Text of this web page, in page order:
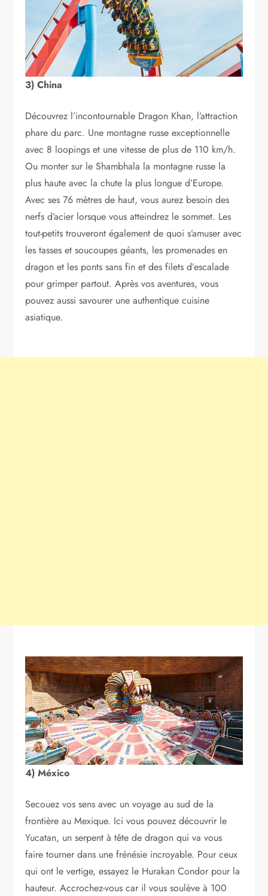
3) China
Découvrez l’incontournable Dragon Khan, l’attraction
phare du parc. Une montagne russe exceptionnelle
avec 8 loopings et une vitesse de plus de 110 km/h.
Ou monter sur le Shambhala la montagne russe la
plus haute avec la chute la plus longue d’Europe.
Avec ses 76 mètres de haut, vous aurez besoin des
nerfs d’acier lorsque vous atteindrez le sommet. Les
tout-petits trouveront également de quoi s’amuser avec
les tasses et soucoupes géants, les promenades en
dragon et les ponts sans fin et des filets d’escalade
pour grimper partout. Après vos aventures, vous
pouvez aussi savourer une authentique cuisine
asiatique.
4) México
Secouez vos sens avec un voyage au sud de la
frontière au Mexique. Ici vous pouvez découvrir le
Yucatan, un serpent à tête de dragon qui va vous
faire tourner dans une frénésie incroyable. Pour ceux
qui ont le vertige, essayez le Hurakan Condor pour la
hauteur. Accrochez-vous car il vous soulève à 100